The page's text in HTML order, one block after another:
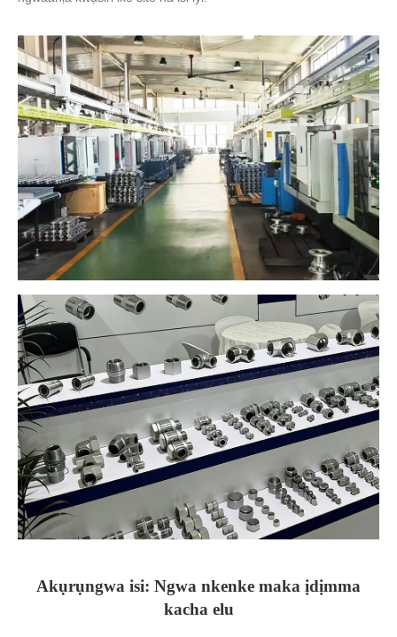
Akụrụngwa isi: Ngwa nkenke maka ịdịmma
kacha elu